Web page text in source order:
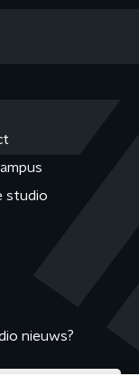
studio
nieuws?